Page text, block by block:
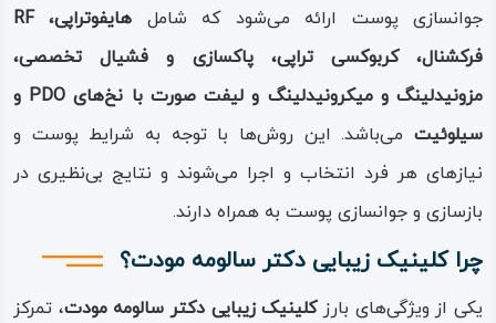
جوانسازی پوست ارائه می‌شود که شامل
هایفوتراپی، RF
فرکشنال، کربوکسی تراپی، پاکسازی و فشیال تخصصی،
مزونیدلینگ و میکرونیدلینگ و لیفت صورت با نخ‌های PDO و
سیلوئیت می‌باشد. این روش‌ها با توجه به شرایط پوست و
نیازهای هر فرد انتخاب و اجرا می‌شوند و نتایج بی‌نظیری در
بازسازی و جوانسازی پوست به همراه دارند.
چرا کلینیک زیبایی دکتر سالومه مودت؟
یکی از ویژگی‌های بارزکلینیک زیبایی دکتر سالومه مودت، تمرکز